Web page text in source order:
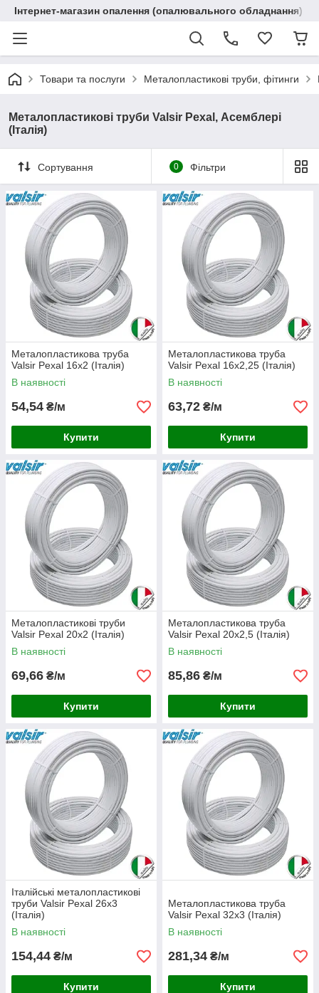
Інтернет-магазин опалення (опалювального обладнання)
Товари та послуги Металопластикові труби, фітинги
Металопластикові труби Valsir Pexal, Асемблері
(Італія)
Сортування 0 Фільтри
Металопластикова труба
Valsir Pexal 16х2 (Італія)
В наявності
54,54 ₴/м
Купити
Металопластикова труба
Valsir Pexal 16x2,25 (Італія)
В наявності
63,72 ₴/м
Купити
Металопластикові труби
Valsir Pexal 20х2 (Італія)
В наявності
69,66 ₴/м
Купити
Металопластикова труба
Valsir Pexal 20x2,5 (Італія)
В наявності
85,86 ₴/м
Купити
Італійські металопластикові
труби Valsir Pexal 26x3
(Італія)
В наявності
154,44 ₴/м
Купити
Металопластикова труба
Valsir Pexal 32x3 (Італія)
В наявності
281,34 ₴/м
Купити